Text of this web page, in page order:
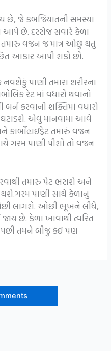
છે, જે કબજિયાતની સમસ્યા
છે. દરરોજ સવારે કેળા
વજન જ માત્ર ઓછું થતું
આકાર આપી શકો છો.
પાણી તમારા શરીરના
રેટ માં વધારો થવાનો
કરવાની શક્તિમાં વધારો
એવું માનવામાં આવે
કાર્બોહાઇડ્રેટ તમારું વજન
ગરમ પાણી પીશો તો વજન
તમારું પેટ ભરાશે અને
થશે.ગરમ પાણી સાથે કેળાનું
લાગશે. ઓછી ભૂખને લીધે,
છે. કેળા ખાવાથી ત્વરિત
તમને બીજું કંઈ પણ